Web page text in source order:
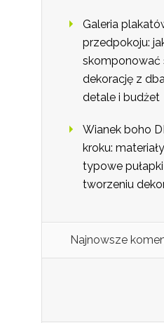
Galeria
przedpokoju:
skomponować
dekorację z
detale i budżet
Wianek boho
kroku:
typowe
tworzeniu
Najnowsze